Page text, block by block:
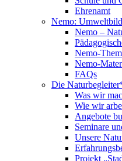
Ehrenamt
Nemo:
Nemo –
Nemo-
Nemo-
FAQs
Die
Was wir
Wie wir
Angebote
Seminare
Unsere
Projekt